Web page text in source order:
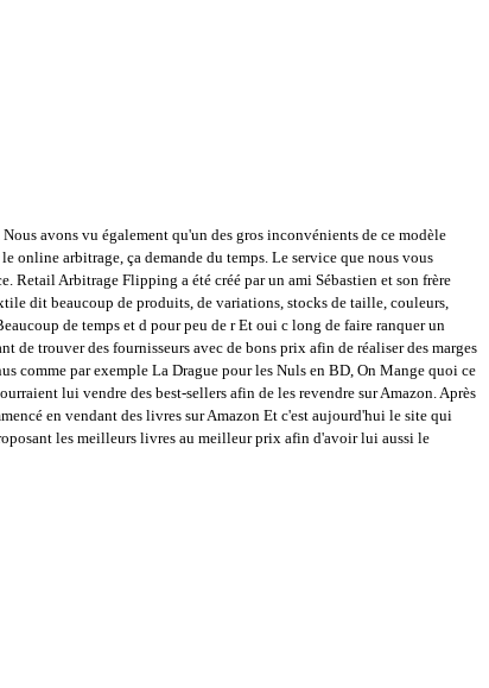
avons vu également qu'un des gros inconvénients de ce modèle
online arbitrage, ça demande du temps. Le service que nous vous
Retail Arbitrage Flipping a été créé par un ami Sébastien et son frère
dit beaucoup de produits, de variations, stocks de taille, couleurs,
de temps et d pour peu de r Et oui c long de faire ranquer un
de trouver des fournisseurs avec de bons prix afin de réaliser des marges
comme par exemple La Drague pour les Nuls en BD, On Mange quoi ce
lui vendre des best-sellers afin de les revendre sur Amazon. Après
en vendant des livres sur Amazon Et c'est aujourd'hui le site qui
les meilleurs livres au meilleur prix afin d'avoir lui aussi le